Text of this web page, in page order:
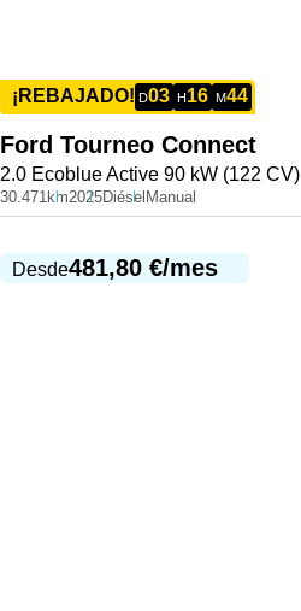
¡REBAJADO! D03 H16 M44
Ford Tourneo Connect
2.0 Ecoblue Active 90 kW (122 CV)
30.471km2025Diésel Manual
Desde481,80 €/mes